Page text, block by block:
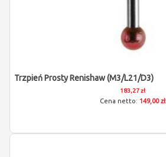
Trzpień Prosty Renishaw (M3/L21/D3)
183,27 zł
149,00 zł